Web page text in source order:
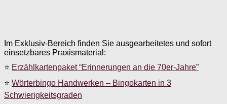
Im Exklusiv-Bereich finden Sie ausgearbeitetes und sofort
einsetzbares Praxismaterial:
⭐ Erzählkartenpaket “Erinnerungen an die 70er-Jahre”
⭐ Wörterbingo Handwerken – Bingokarten in 3
Schwierigkeitsgraden